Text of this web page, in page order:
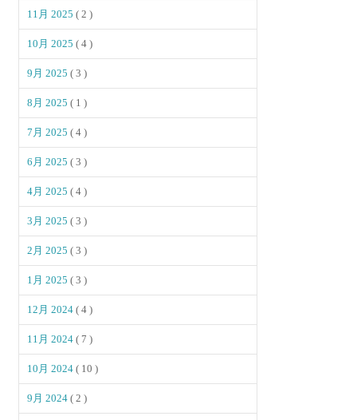
11月 2025( 2 )
10月 2025( 4 )
9月 2025( 3 )
8月 2025( 1 )
7月 2025( 4 )
6月 2025( 3 )
4月 2025( 4 )
3月 2025( 3 )
2月 2025( 3 )
1月 2025( 3 )
12月 2024( 4 )
11月 2024( 7 )
10月 2024( 10 )
9月 2024( 2 )